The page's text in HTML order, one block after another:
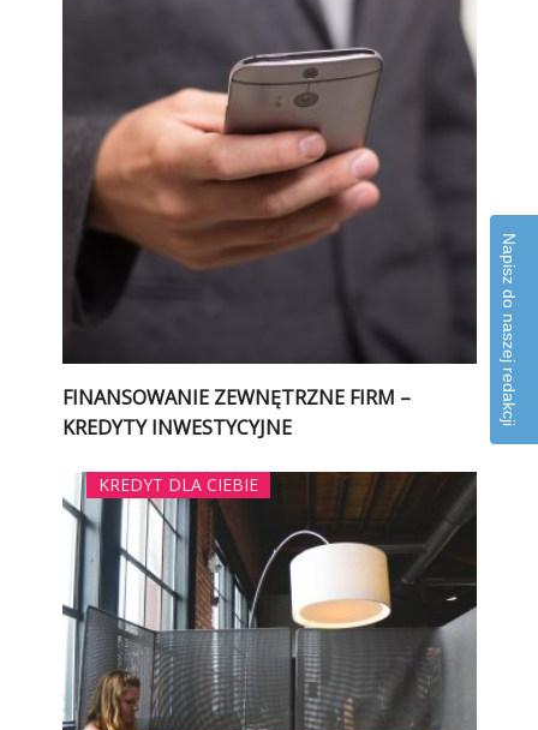
FINANSOWANIE ZEWNĘTRZNE FIRM –
KREDYTY INWESTYCYJNE
KREDYT DLA CIEBIE
Napisz do naszej redakcji